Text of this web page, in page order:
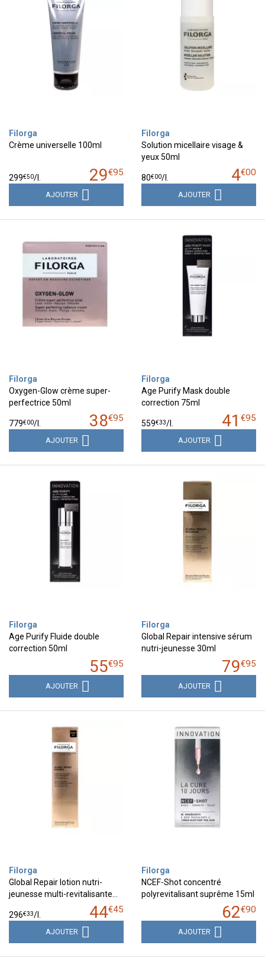
Filorga
Crème universelle 100ml
29€95
299€50/l.
AJOUTER
Filorga
Solution micellaire visage &
yeux 50ml
4€00
80€00/l.
AJOUTER
Filorga
Oxygen-Glow crème super-
perfectrice 50ml
38€95
779€00/l.
AJOUTER
Filorga
Age Purify Mask double
correction 75ml
41 €95
559€33/l.
AJOUTER
Filorga
Age Purify Fluide double
correction 50ml
55€95
AJOUTER
Filorga
Global Repair intensive sérum
nutri-jeunesse 30ml
79€95
AJOUTER
Filorga
Global Repair lotion nutri-
jeunesse multi-revitalisante…
44€45
296€33/l.
AJOUTER
Filorga
NCEF-Shot concentré
polyrevitalisant suprême 15ml
62€90
AJOUTER